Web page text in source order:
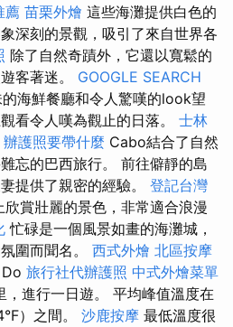
薦 苗栗外燴 這些海灘提供白色的
深刻的景觀，吸引了來自世界各
除了自然奇蹟外，它還以寬鬆的
客著迷。 GOOGLE SEARCH
海鮮餐廳和令人驚嘆的look望
看令人嘆為觀止的日落。 士林
辦護照要帶什麼 Cabo結合了自然
忘的巴西旅行。 前往僻靜的島
提供了親密的經驗。 登記台灣
欣賞壯麗的景色，非常適合浪漫
忙碌是一個風景如畫的海灘城，
圍而聞名。 西式外燴 北區按摩
Do 旅行社代辦護照 中式外燴菜單
進行一日遊。 平均峰值溫度在
）之間。 沙鹿按摩 最低溫度很